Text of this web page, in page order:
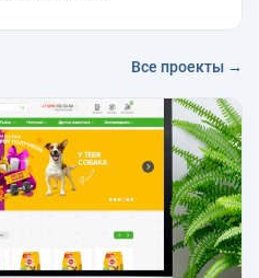
Все проекты →